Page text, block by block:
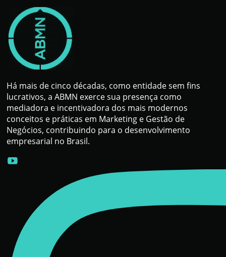
Há mais de cinco décadas, como entidade sem fins
lucrativos, a ABMN exerce sua presença como
mediadora e incentivadora dos mais modernos
conceitos e práticas em Marketing e Gestão de
Negócios, contribuindo para o desenvolvimento
empresarial no Brasil.